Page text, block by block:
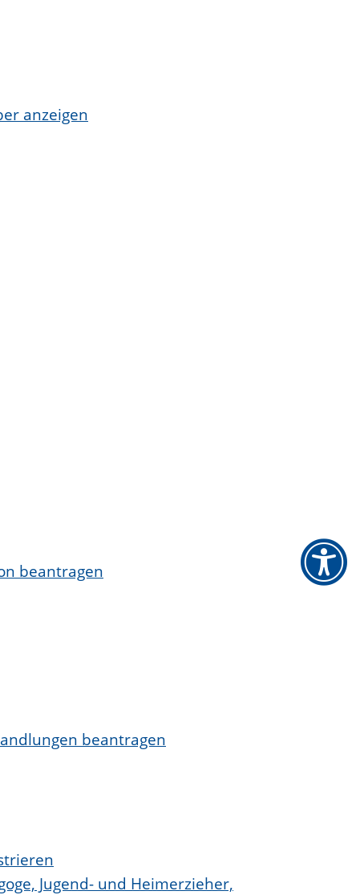
anzeigen
beantragen
beantragen
Jugend- und Heimerzieher,